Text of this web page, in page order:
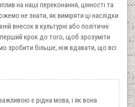
на наші переконання, цінності та
не знати, як виміряти ці наслідки
внесок в культурні або політичні
крок до того, щоб зрозуміти
зробити більше, ніж вдавати, що всі
є рідна мова, і як вона